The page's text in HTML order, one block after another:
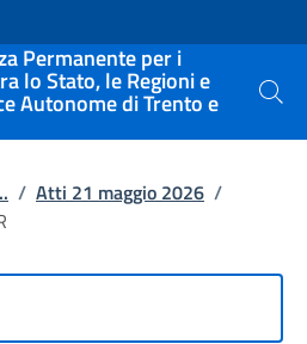
Permanente per i
lo Stato, le Regioni e
Autonome di Trento e Cerca
/ Atti 21 maggio 2026 /